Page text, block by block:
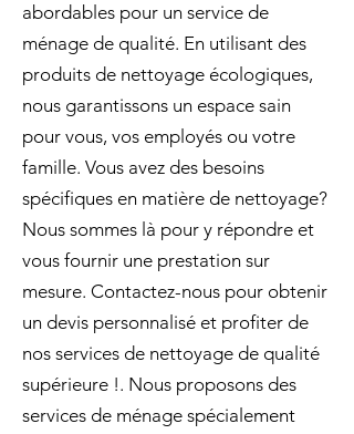
abordables pour un service de
ménage de qualité. En utilisant des
produits de nettoyage écologiques,
nous garantissons un espace sain
pour vous, vos employés ou votre
famille. Vous avez des besoins
spécifiques en matière de nettoyage?
Nous sommes là pour y répondre et
vous fournir une prestation sur
mesure. Contactez-nous pour obtenir
un devis personnalisé et profiter de
nos services de nettoyage de qualité
supérieure !. Nous proposons des
services de ménage spécialement